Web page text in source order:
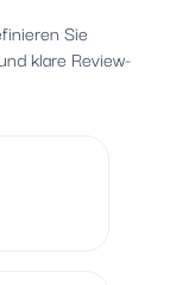
Sie
klare Review-